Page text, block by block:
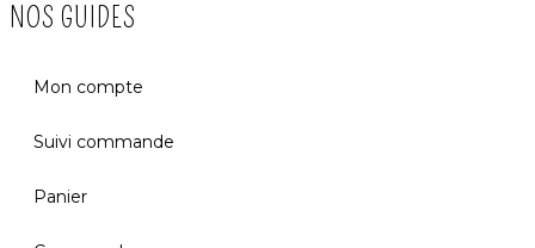
NOS GUIDES
Mon compte
Suivi commande
Panier